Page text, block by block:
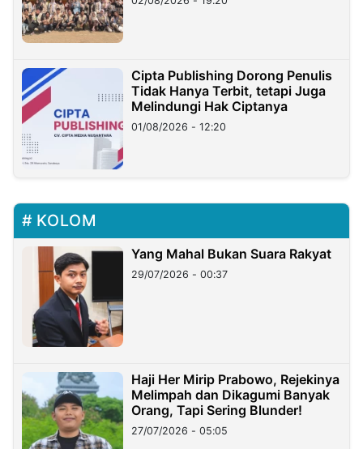
Cipta Publishing Dorong Penulis
Tidak Hanya Terbit, tetapi Juga
Melindungi Hak Ciptanya
01/08/2026 - 12:20
KOLOM
Yang Mahal Bukan Suara Rakyat
29/07/2026 - 00:37
Haji Her Mirip Prabowo, Rejekinya
Melimpah dan Dikagumi Banyak
Orang, Tapi Sering Blunder!
27/07/2026 - 05:05